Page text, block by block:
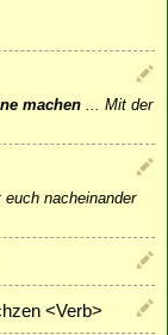
machen ... Mit der
euch nacheinander
<Verb>